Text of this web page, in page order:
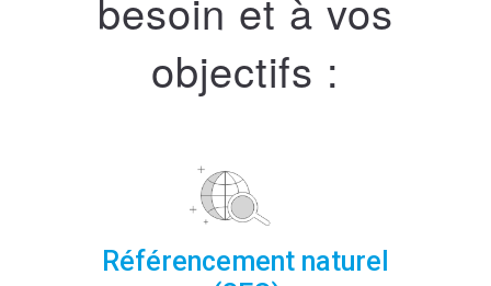
objectifs :
Référencement naturel